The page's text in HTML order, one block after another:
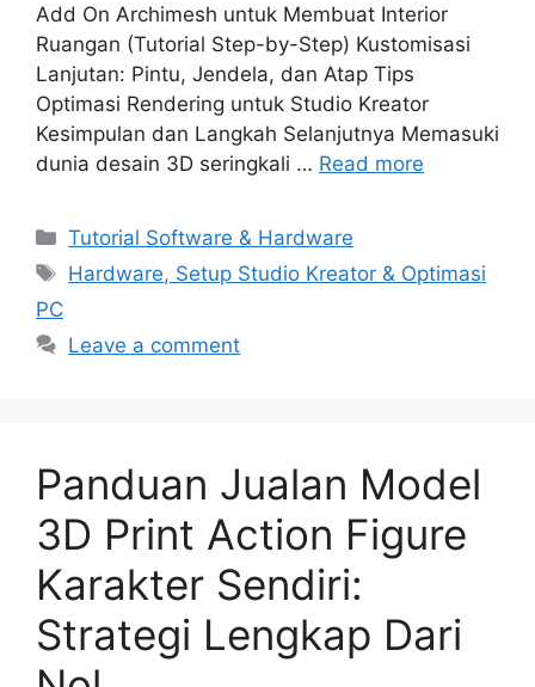
Add On Archimesh untuk Membuat Interior
Ruangan (Tutorial Step-by-Step) Kustomisasi
Lanjutan: Pintu, Jendela, dan Atap Tips
Optimasi Rendering untuk Studio Kreator
Kesimpulan dan Langkah Selanjutnya Memasuki
dunia desain 3D seringkali … Read more
Categories
Tutorial Software & Hardware
Tags
Hardware, Setup Studio Kreator & Optimasi
PC
Leave a comment
Panduan Jualan Model
3D Print Action Figure
Karakter Sendiri:
Strategi Lengkap Dari